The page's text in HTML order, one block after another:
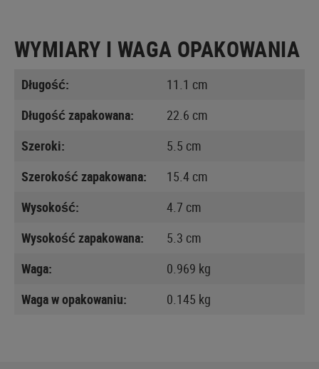
WYMIARY I WAGA OPAKOWANIA
Długość:
11.1 cm
Długość zapakowana:
22.6 cm
Szeroki:
5.5 cm
Szerokość zapakowana:
15.4 cm
Wysokość:
4.7 cm
Wysokość zapakowana:
5.3 cm
Waga:
0.969 kg
Waga w opakowaniu:
0.145 kg